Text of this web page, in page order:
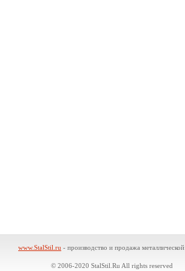
www.StalStil.ru - производство и продажа металлической
© 2006-2020 StalStil.Ru All rights reserved